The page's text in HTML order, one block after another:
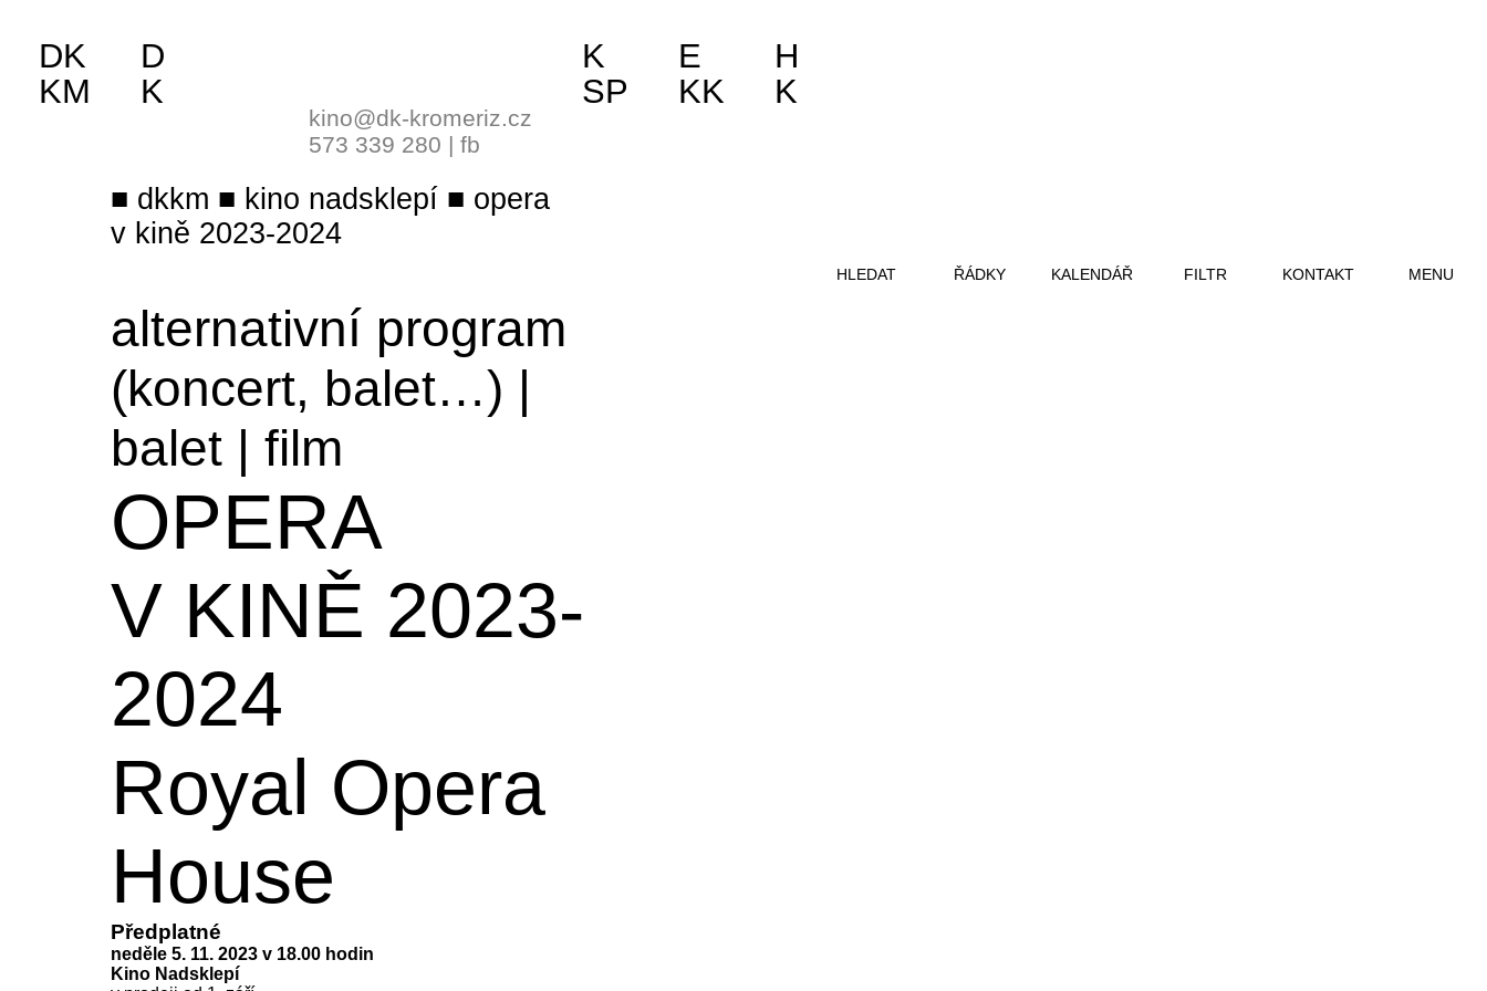
dkkm kino nadsklepí
opera
v kině 2023-2024
alternativní program
(koncert, balet…) |
balet| film
OPERA
V KINĚ 2023-
2024
Royal Opera
House
Předplatné
neděle 5. 11. 2023 v 18.00 hodin
Kino Nadsklepí
DK
KM
D
K
kino@dk-kromeriz.cz
573 339 280 | fb
K
SP
E
KK
H
K
HLEDAT ŘÁDKY KALENDÁŘ FILTR KONTAKT MENU